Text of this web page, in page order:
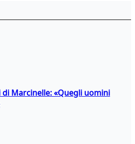
di Marcinelle: «Quegli uomini